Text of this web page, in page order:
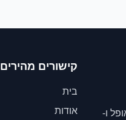
ו-
קישורים מהירים
בית
אודות